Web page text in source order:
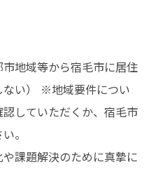
地域等から宿毛市に居住
ない） ※地域要件につい
していただくか、宿毛市
。
課題解決のために真摯に